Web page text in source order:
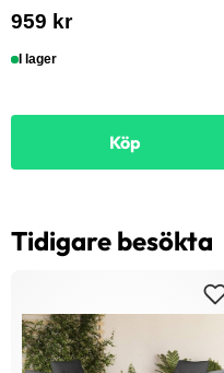
959 kr
I lager
Köp
Tidigare besökta